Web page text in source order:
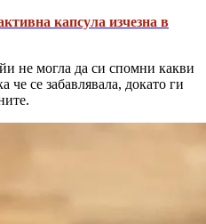
капсула изчезна в
не могла да си спомни какви
че се забавлявала, докато ги